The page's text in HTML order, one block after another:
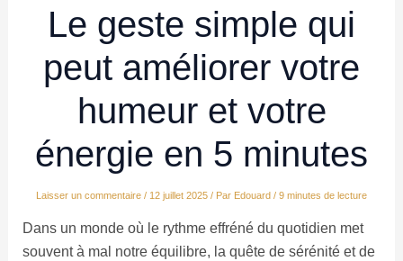
Le geste simple qui
peut améliorer votre
humeur et votre
énergie en 5 minutes
Laisser un commentaire / 12 juillet 2025 / Par Edouard / 9 minutes de lecture
Dans un monde où le rythme effréné du quotidien met
souvent à mal notre équilibre, la quête de sérénité et de